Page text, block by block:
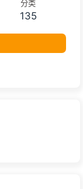
分类
135